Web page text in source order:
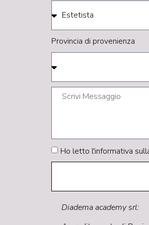
Provincia di provenienza
Ho letto l'informativa
Diadema academy srl: